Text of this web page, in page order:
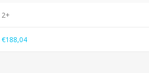
2+
€188,04